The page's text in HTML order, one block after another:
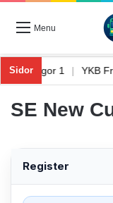
Menu
Sidor
YKB Frågor 1 YKB
SE New
Register